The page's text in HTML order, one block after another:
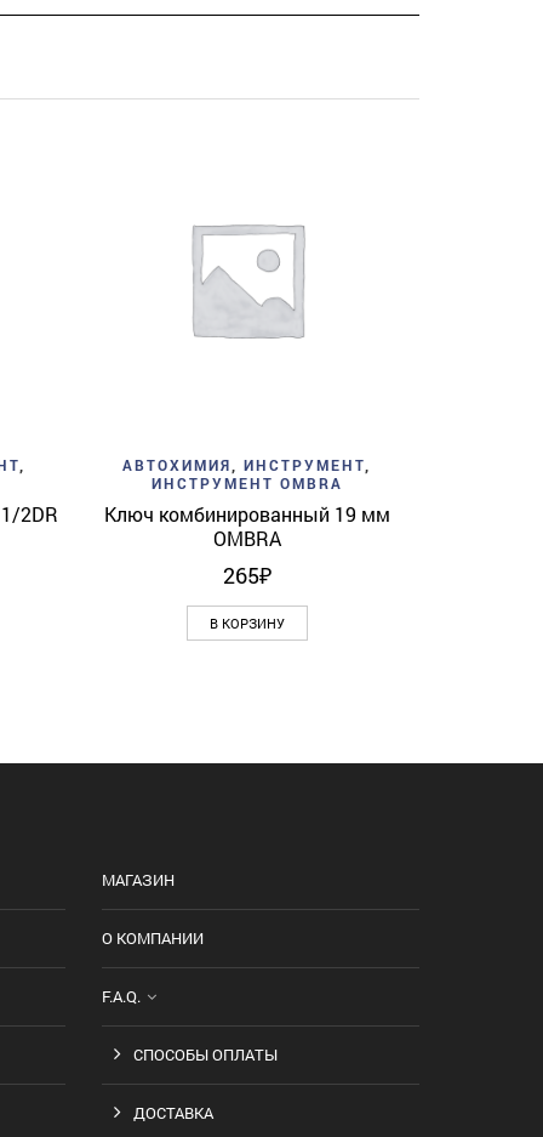
,
2DR
Add to wishlist Quick View
АВТОХИМИЯ, ИНСТРУМЕНТ,
ИНСТРУМЕНТ OMBRA
Ключ комбинированный 19 мм
OMBRA
265₽
В КОРЗИНУ
МАГАЗИН
О КОМПАНИИ
F.A.Q.
СПОСОБЫ ОПЛАТЫ
ДОСТАВКА